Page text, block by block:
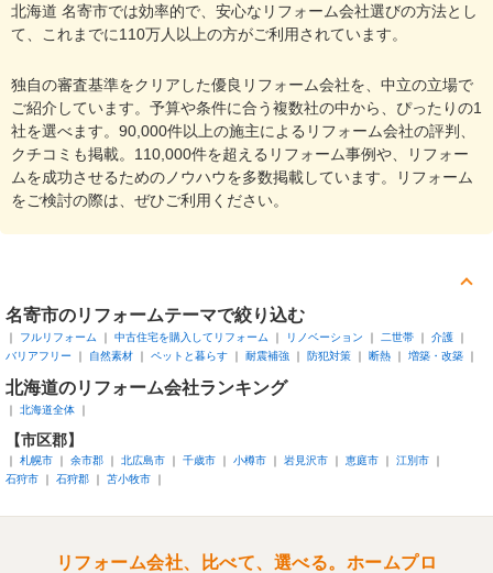
北海道 名寄市では効率的で、安心なリフォーム会社選びの方法とし
て、これまでに110万人以上の方がご利用されています。
独自の審査基準をクリアした優良リフォーム会社を、中立の立場で
ご紹介しています。予算や条件に合う複数社の中から、ぴったりの1
社を選べます。90,000件以上の施主によるリフォーム会社の評判、
クチコミも掲載。110,000件を超えるリフォーム事例や、リフォー
ムを成功させるためのノウハウを多数掲載しています。リフォーム
をご検討の際は、ぜひご利用ください。
名寄市のリフォームテーマで絞り込む
フルリフォーム 中古住宅を購入してリフォーム リノベーション 二世帯
介護
バリアフリー
自然素材 ペットと暮らす 耐震補強 防犯対策 断熱 増築・改築
北海道のリフォーム会社ランキング
北海道全体
【市区郡】
札幌市 余市郡 北広島市 千歳市 小樽市 岩見沢市 恵庭市
江別市
石狩市
石狩郡 苫小牧市
リフォーム会社、比べて、選べる。ホームプロ